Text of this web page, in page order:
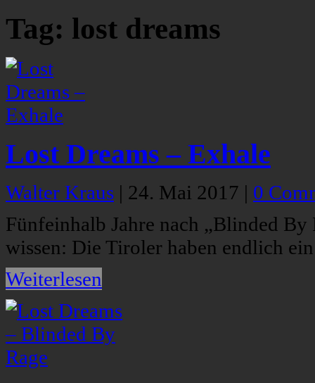
Tag: lost dreams
Lost Dreams – Exhale
Walter Kraus | 24. Mai 2017 | 0
Fünfeinhalb Jahre nach „Blinded
wissen: Die Tiroler haben endlich
Weiterlesen